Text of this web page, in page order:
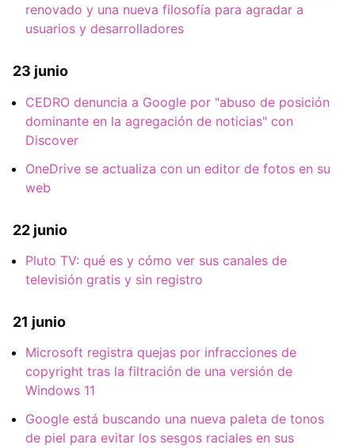
renovado y una nueva filosofía para agradar a
usuarios y desarrolladores
23 junio
CEDRO denuncia a Google por "abuso de posición
dominante en la agregación de noticias" con
Discover
OneDrive se actualiza con un editor de fotos en su
web
22 junio
Pluto TV: qué es y cómo ver sus canales de
televisión gratis y sin registro
21 junio
Microsoft registra quejas por infracciones de
copyright tras la filtración de una versión de
Windows 11
Google está buscando una nueva paleta de tonos
de piel para evitar los sesgos raciales en sus